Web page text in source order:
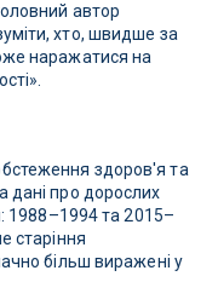
автор
хто, швидше за
наражатися на
здоров'я та
дані про дорослих
1988–1994 та 2015–
старіння
більш виражені у